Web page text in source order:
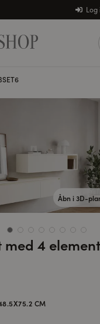
Åbn i 3D-
4
CM